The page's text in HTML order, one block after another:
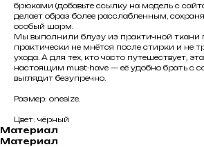
брюками (добавьте ссылку на модель с
делает образ более расслабленным,
особый шарм.
Мы выполнили блузу из практичной ткани
практически не мнётся после стирки и не
ухода. А для тех, кто часто путешествует,
настоящим must-have — её удобно брать с
выглядит безупречно.
Размер: onesize.
Цвет: чёрный
Материал
Материал